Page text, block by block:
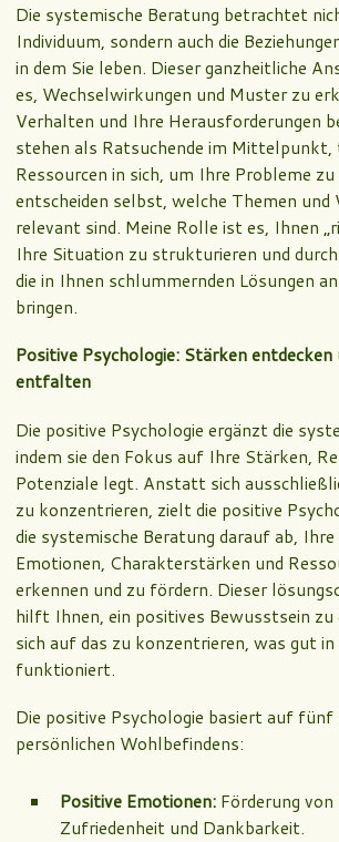
Die systemische Beratung betrachtet
Individuum, sondern auch die
in dem Sie leben. Dieser ganzheitliche
es, Wechselwirkungen und Muster zu
Verhalten und Ihre Herausforderungen
stehen als Ratsuchende im Mittelpunkt,
Ressourcen in sich, um Ihre Probleme
entscheiden selbst, welche Themen und
relevant sind. Meine Rolle ist es, Ihnen
Ihre Situation zu strukturieren und
die in Ihnen schlummernden Lösungen
bringen.
Positive Psychologie: Stärken
entfalten
Die positive Psychologie ergänzt die
indem sie den Fokus auf Ihre Stärken,
Potenziale legt. Anstatt sich
zu konzentrieren, zielt die positive
die systemische Beratung darauf ab,
Emotionen, Charakterstärken und
erkennen und zu fördern. Dieser
hilft Ihnen, ein positives Bewusstsein
sich auf das zu konzentrieren, was gut
funktioniert.
Die positive Psychologie basiert auf fünf
persönlichen Wohlbefindens:
Positive Emotionen: Förderung von
Zufriedenheit und Dankbarkeit.